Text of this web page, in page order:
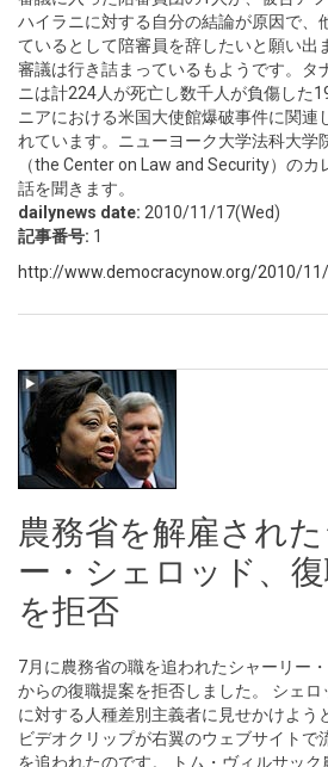
ハイラニに対する自分の結論が原因で、
ているとして陪審員を辞したいと願い出
審議は行き詰まっているもようです。タ
ニは計224人が死亡し数千人が負傷した
ニアにおける米国大使館爆破事件に関連
れています。ニューヨーク大学法科大学
（the Center on Law and Security）の
話を聞きます。
dailynews date: 2010/11/17(Wed)
記事番号: 1
http://www.democracynow.org/2010/
農務省を解雇され
ー・シェロッド、
を拒否
7月に農務省の職を追われたシャーリー
からの復職提案を拒否しました。 シェ
に対する人種差別主義者に見せかけよう
ビデオクリップが右翼のウェブサイトで
を追われたのです。 トム・ヴィルサッ